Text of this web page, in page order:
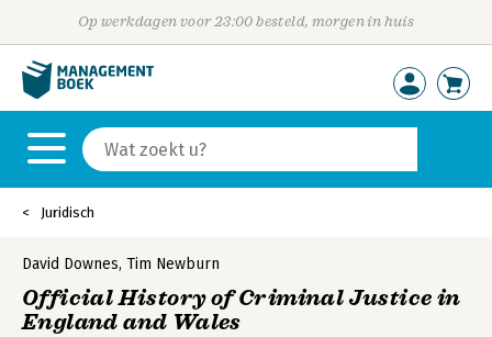
Op werkdagen voor 23:00 besteld, morgen in huis
Juridisch
David Downes, Tim Newburn
Official History of Criminal Justice in
England and Wales